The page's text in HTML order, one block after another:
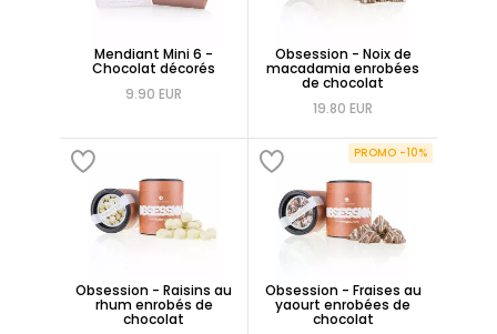
Mendiant Mini 6 -
Chocolat décorés
9.90 EUR
Obsession - Noix de
macadamia enrobées
de chocolat
19.80 EUR
Obsession - Raisins au
rhum enrobés de
chocolat
PROMO -10%
Obsession - Fraises au
yaourt enrobées de
chocolat